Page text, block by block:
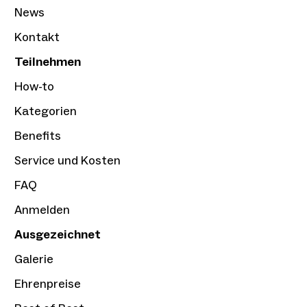
News
Kontakt
Teilnehmen
How-to
Kategorien
Benefits
Service und Kosten
FAQ
Anmelden
Ausgezeichnet
Galerie
Ehrenpreise